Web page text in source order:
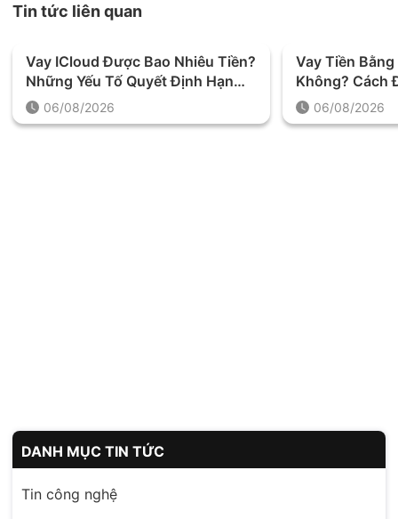
Tin tức liên quan
Vay ICloud Được Bao Nhiêu Tiền?
Những Yếu Tố Quyết Định Hạn
Mức Khoản Vay
06/08/2026
Vay Tiền
Không? Cách
Trước Khi
06/08/2026
DANH MỤC TIN TỨC
Tin công nghệ